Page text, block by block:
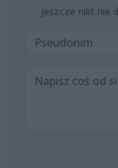
Jeszcze nikt nie